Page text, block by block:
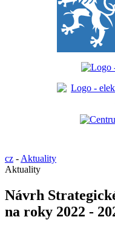
cz - Aktuality
Aktuality
Návrh
na roky 2022 -